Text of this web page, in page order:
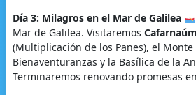
Día 3: Milagros en el Mar de Galilea
Mar de Galilea. Visitaremos Cafarnaúm
(Multiplicación de los Panes), el Monte
Bienaventuranzas y la Basílica de la
Terminaremos renovando promesas